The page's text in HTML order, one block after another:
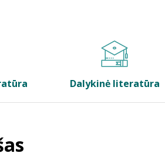
Dalykinė literatūra